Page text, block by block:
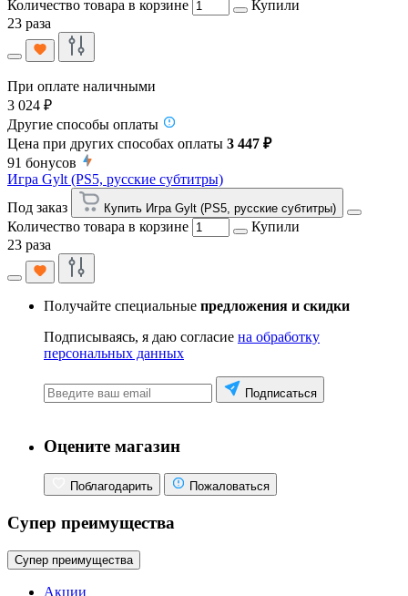
Количество товара в корзине
Купили
23 раза
При оплате наличными
3 024 ₽
Другие способы оплаты
Цена при других способах оплаты 3 447 ₽
91 бонусов
Игра Gylt (PS5, русские субтитры)
Под заказ
Купить Игра Gylt (PS5, русские субтитры)
Количество товара в корзине
Купили
23 раза
Получайте специальные предложения и скидки
Подписываясь, я даю согласие на обработку
персональных данных
Подписаться
Оцените магазин
Поблагодарить Пожаловаться
Супер преимущества
Супер преимущества
Акции